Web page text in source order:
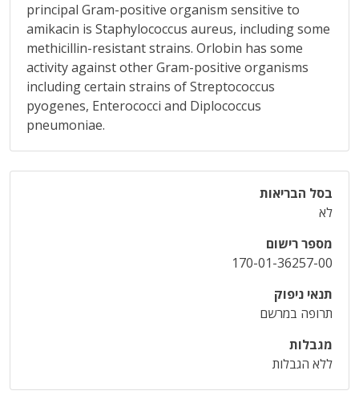
principal Gram-positive organism sensitive to
amikacin is Staphylococcus aureus, including some
methicillin-resistant strains. Orlobin has some
activity against other Gram-positive organisms
including certain strains of Streptococcus
pyogenes, Enterococci and Diplococcus
pneumoniae.
בסל הבריאות
לא
מספר רישום
170-01-36257-00
תנאי ניפוק
תרופה במרשם
מגבלות
ללא הגבלות